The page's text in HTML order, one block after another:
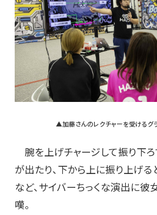
▲加藤さんのレクチャーを受けるグ
腕を上げチャージして振り下
が出たり、下から上に振り上げ
など、サイバーちっくな演出に彼
嘆。